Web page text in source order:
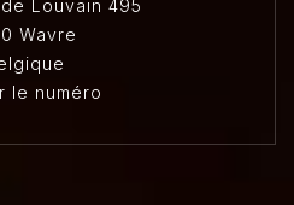
Louvain 495
Wavre
le numéro